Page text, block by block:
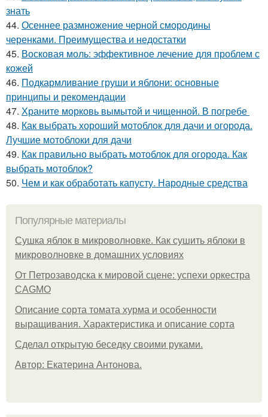
знать
44. Осеннее размножение черной смородины
черенками. Преимущества и недостатки
45. Восковая моль: эффективное лечение для проблем с
кожей
46. Подкармливание груши и яблони: основные
принципы и рекомендации
47. Храните морковь вымытой и чищенной. В погребе
48. Как выбрать хороший мотоблок для дачи и огорода.
Лучшие мотоблоки для дачи
49. Как правильно выбрать мотоблок для огорода. Как
выбрать мотоблок?
50. Чем и как обработать капусту. Народные средства
Популярные материалы
Сушка яблок в микроволновке. Как сушить яблоки в
микроволновке в домашних условиях
От Петрозаводска к мировой сцене: успехи оркестра
CAGMO
Описание сорта томата хурма и особенности
выращивания. Характеристика и описание сорта
Сделал открытую беседку своими руками.
Автор: Екатерина Антонова.